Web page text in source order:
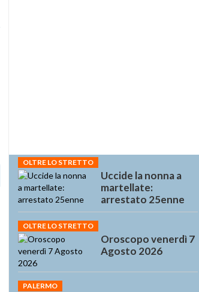
OLTRE LO STRETTO
Uccide la nonna a
martellate:
arrestato 25enne
OLTRE LO STRETTO
Oroscopo venerdì 7
Agosto 2026
PALERMO